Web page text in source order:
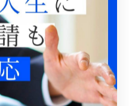
請が実現します。
と記入の注意点